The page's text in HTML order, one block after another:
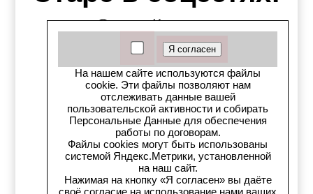
Старс вКонтакте
Старс в YouTube
Телеграм-канал
Старс на Drom.ru
Старс в auto.ru
Старс в картах Яндекс
На нашем сайте используются файлы
cookie. Эти файлы позволяют нам
отслеживать данные вашей
пользовательской активности и собирать
Персональные Данные для обеспечения
работы по договорам.
Файлы cookies могут быть использованы
системой Яндекс.Метрики, установленной
на наш сайт.
Нажимая на кнопку «Я согласен» вы даёте